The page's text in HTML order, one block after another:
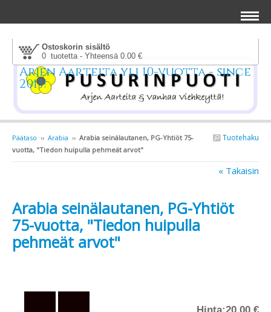
Ostoskorin sisältö
0 tuotetta - Yhteensä 0.00 €
Arjen Aarteita yli 10-vuotta - since
2013!
Tuotehaku
Päätaso ›› Arabia ›› Arabia seinälautanen, PG-Yhtiöt 75-
vuotta, "Tiedon huipulla pehmeät arvot"
« Takaisin
Arabia seinälautanen, PG-Yhtiöt
75-vuotta, "Tiedon huipulla
pehmeät arvot"